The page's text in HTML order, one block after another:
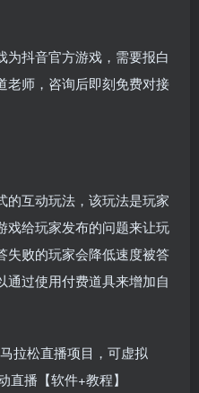
为抖音官方游戏，需要报白
老师，咨询后即刻免费对接
的互动玩法，该玩法是玩家
戏给玩家发布的问题来让玩
失败的玩家会降低速度被答
通过使用付费道具来增加自